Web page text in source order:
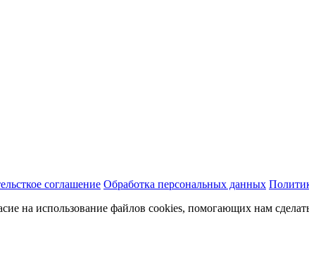
соглашение Обработка персональных данных
на использование файлов cookies, помогающих нам